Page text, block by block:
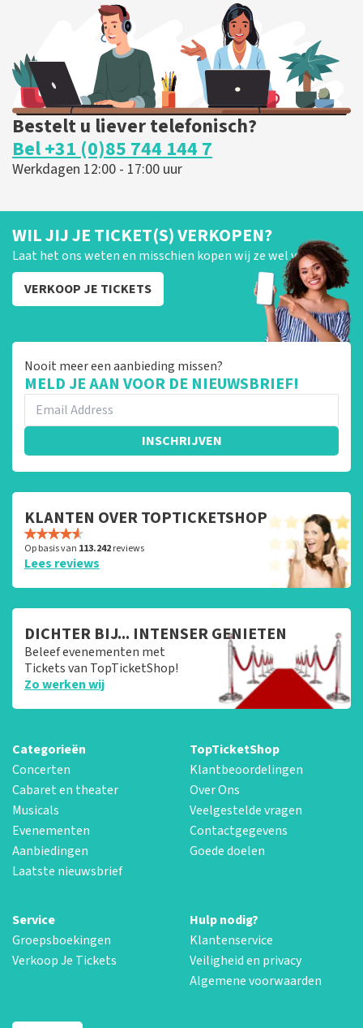
BESTEL NU
Bestelt u liever telefonisch?
Bel +31 (0)85 744 144 7
Werkdagen 12:00 - 17:00 uur
WIL JIJ JE TICKET(S) VERKOPEN?
Laat het ons weten en misschien kopen wij ze wel van je!
VERKOOP JE TICKETS
Nooit meer een aanbieding missen?
MELD JE AAN VOOR DE NIEUWSBRIEF!
INSCHRIJVEN
KLANTEN OVER TOPTICKETSHOP
Op basis van 113.242reviews
Lees reviews
DICHTER BIJ... INTENSER GENIETEN
Beleef evenementen met
Tickets van TopTicketShop!
Zo werken wij
Categorieën
Concerten
Cabaret en theater
Musicals
Evenementen
Aanbiedingen
Laatste nieuwsbrief
TopTicketShop
Klantbeoordelingen
Over Ons
Veelgestelde vragen
Contactgegevens
Goede doelen
Service
Groepsboekingen
Verkoop Je Tickets
Hulp nodig?
Klantenservice
Veiligheid en privacy
Algemene voorwaarden